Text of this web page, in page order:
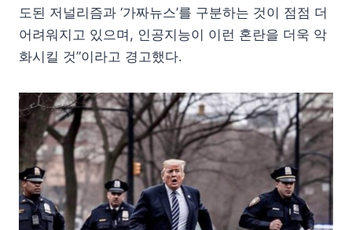
도된 저널리즘과 ‘가짜뉴스’를 구분하는 것이 점점 더
어려워지고 있으며, 인공지능이 이런 혼란을 더욱 악
화시킬 것”이라고 경고했다.